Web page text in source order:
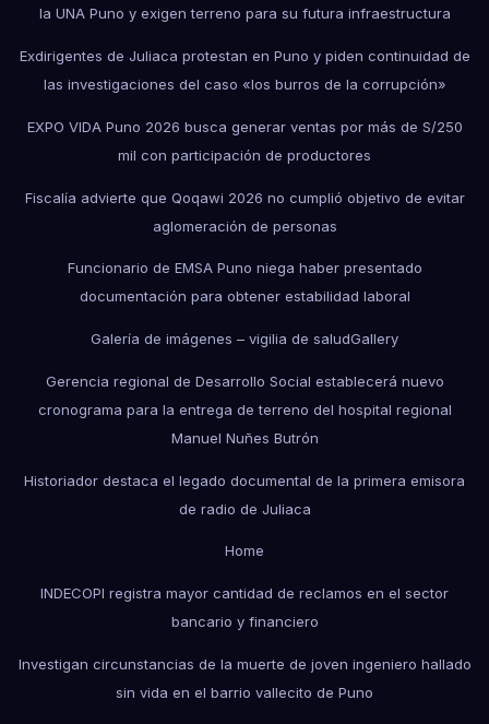
la UNA Puno y exigen terreno para su futura infraestructura
Exdirigentes de Juliaca protestan en Puno y piden continuidad de
las investigaciones del caso «los burros de la corrupción»
EXPO VIDA Puno 2026 busca generar ventas por más de S/250
mil con participación de productores
Fiscalía advierte que Qoqawi 2026 no cumplió objetivo de evitar
aglomeración de personas
Funcionario de EMSA Puno niega haber presentado
documentación para obtener estabilidad laboral
Galería de imágenes – vigilia de saludGallery
Gerencia regional de Desarrollo Social establecerá nuevo
cronograma para la entrega de terreno del hospital regional
Manuel Nuñes Butrón
Historiador destaca el legado documental de la primera emisora
de radio de Juliaca
Home
INDECOPI registra mayor cantidad de reclamos en el sector
bancario y financiero
Investigan circunstancias de la muerte de joven ingeniero hallado
sin vida en el barrio vallecito de Puno